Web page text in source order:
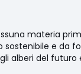
materia
e da
alberi del futuro